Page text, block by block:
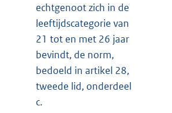
echtgenoot zich in de
leeftijdscategorie van
21 tot en met 26 jaar
bevindt, de norm,
bedoeld in artikel 28,
tweede lid, onderdeel
c.